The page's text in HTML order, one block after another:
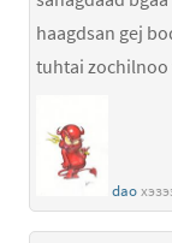
haagdsan gej
tuhtai
dao